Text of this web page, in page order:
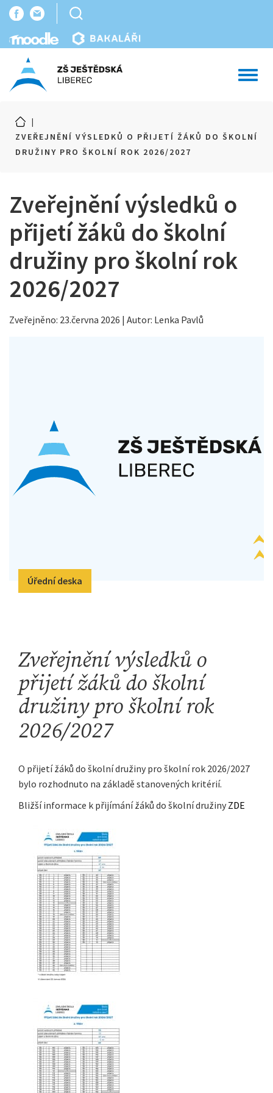
|
ZVEŘEJNĚNÍ VÝSLEDKŮ O PŘIJETÍ ŽÁKŮ DO ŠKOLNÍ
DRUŽINY PRO ŠKOLNÍ ROK 2026/2027
Zveřejnění výsledků o
přijetí žáků do školní
družiny pro školní rok
2026/2027
Zveřejněno: 23.června 2026 | Autor: Lenka Pavlů
Úřední deska
Zveřejnění výsledků o
přijetí žáků do školní
družiny pro školní rok
2026/2027
O přijetí žáků do školní družiny pro školní rok 2026/2027
bylo rozhodnuto na základě stanovených kritérií.
Bližší informace k přijímání žáků do školní družiny ZDE